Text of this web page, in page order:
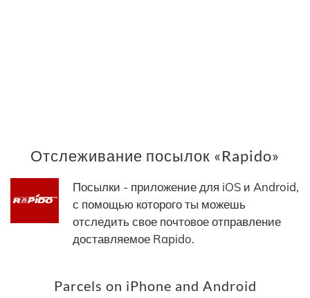
Отслеживание посылок «Rapido»
Посылки - приложение для iOS и Android,
с помощью которого ты можешь
отследить свое почтовое отправление
доставляемое Rapido.
Parcels on iPhone and Android